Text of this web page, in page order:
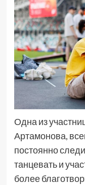
Одна из
Артамонова,
постоянно
танцевать и
более